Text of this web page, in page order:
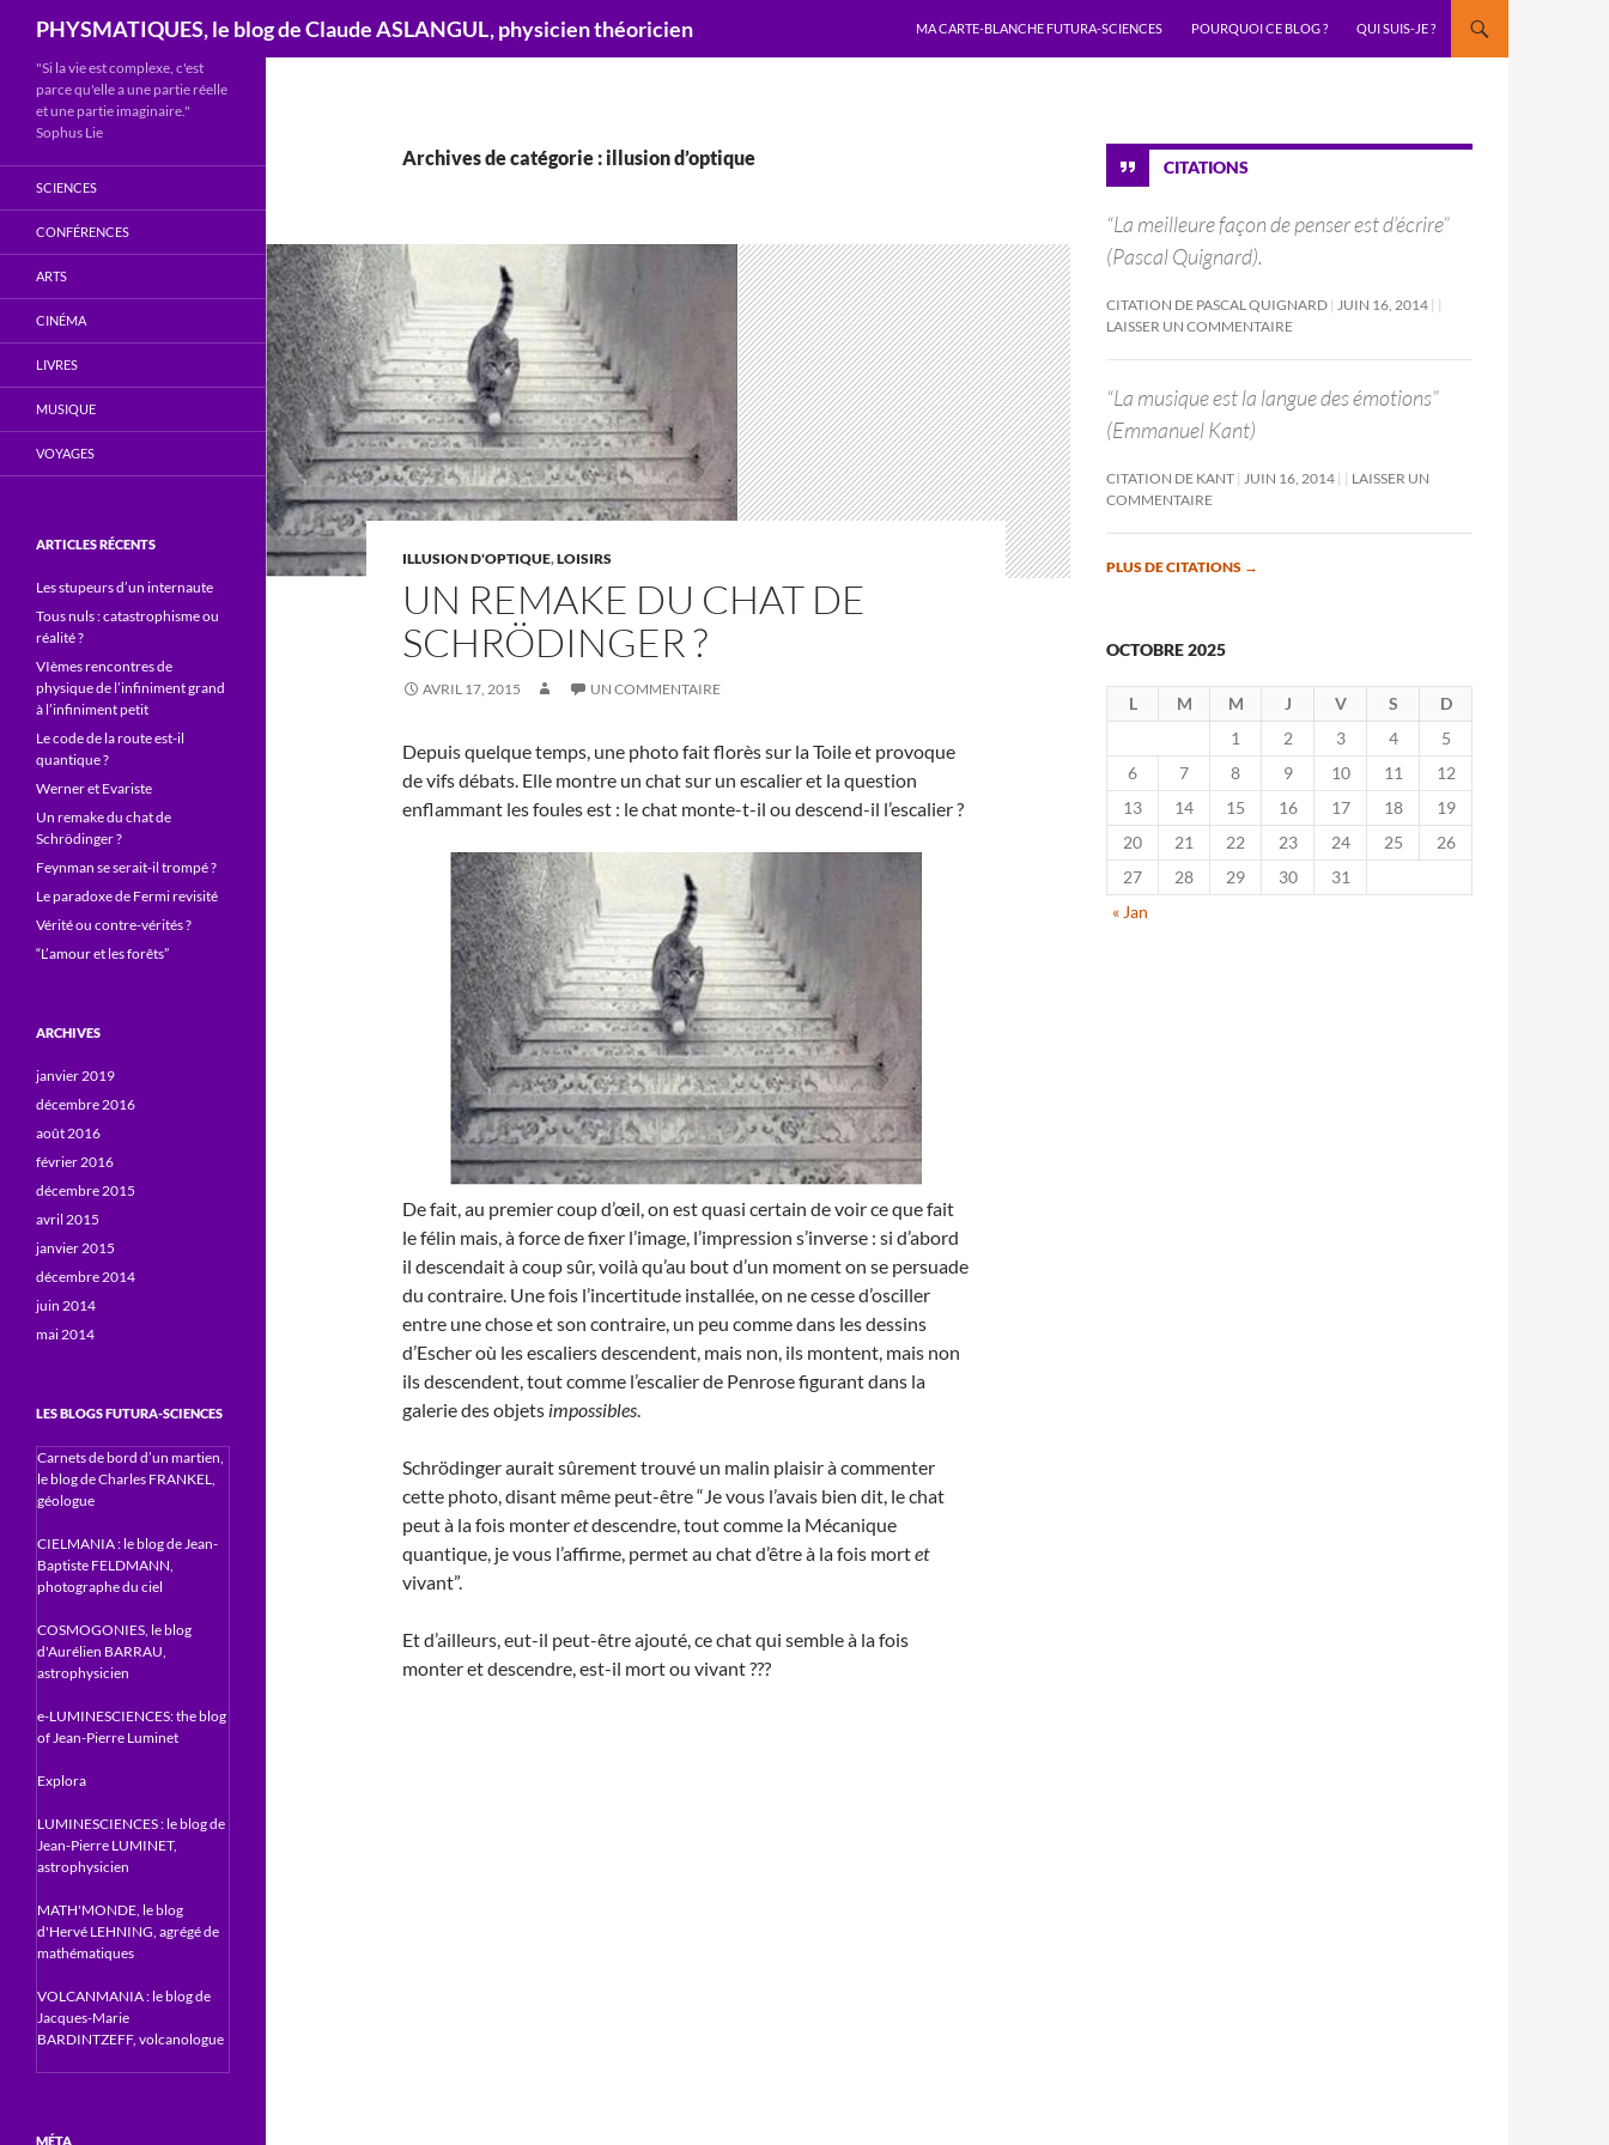
PHYSMATIQUES, le blog de Claude ASLANGUL, physicien théoricien
MA CARTE-BLANCHE FUTURA-SCIENCES
POURQUOI CE BLOG ? QUI SUIS-JE ?
Archives de catégorie : illusion d’optique
ILLUSION D'OPTIQUE,LOISIRS
UN REMAKE DU CHAT DE
SCHRÖDINGER ?
AVRIL 17, 2015 UN COMMENTAIRE
Depuis quelque temps, une photo fait florès sur la Toile et provoque
de vifs débats. Elle montre un chat sur un escalier et la question
enflammant les foules est : le chat monte-t-il ou descend-il l’escalier ?
De fait, au premier coup d’œil, on est quasi certain de voir ce que fait
le félin mais, à force de fixer l’image, l’impression s’inverse : si d’abord
il descendait à coup sûr, voilà qu’au bout d’un moment on se persuade
du contraire. Une fois l’incertitude installée, on ne cesse d’osciller
entre une chose et son contraire, un peu comme dans les dessins
d’Escher où les escaliers descendent, mais non, ils montent, mais non
ils descendent, tout comme l’escalier de Penrose figurant dans la
galerie des objets impossibles.
Schrödinger aurait sûrement trouvé un malin plaisir à commenter
cette photo, disant même peut-être “Je vous l’avais bien dit, le chat
peut à la fois monteretdescendre, tout comme la Mécanique
quantique, je vous l’affirme, permet au chat d’être à la fois mortet
vivant”.
Et d’ailleurs, eut-il peut-être ajouté, ce chat qui semble à la fois
monter et descendre, est-il mort ou vivant ???
CITATIONS
“La meilleure façon de penser est d’écrire”
(Pascal Quignard).
CITATION DE PASCAL QUIGNARD JUIN 16, 2014
LAISSER UN COMMENTAIRE
“La musique est la langue des émotions”
(Emmanuel Kant)
CITATION DE KANT JUIN 16, 2014
LAISSER UN
COMMENTAIRE
PLUS DE CITATIONS →
OCTOBRE 2025
L M M J V S
D
1
2 3 4
5
6
7 8 9 10 11
12
13
14 15 16 17 18
19
20
21 22 23 24 25
26
27
28 29 30
31
« Jan
"Si la vie est complexe, c'est
parce qu'elle a une partie réelle
et une partie imaginaire."
Sophus Lie
SCIENCES
CONFÉRENCES
ARTS
CINÉMA
LIVRES
MUSIQUE
VOYAGES
ARTICLES RÉCENTS
Les stupeurs d’un internaute
Tous nuls : catastrophisme ou
réalité ?
VIèmes rencontres de
physique de l’infiniment grand
à l’infiniment petit
Le code de la route est-il
quantique ?
Werner et Evariste
Un remake du chat de
Schrödinger ?
Feynman se serait-il trompé ?
Le paradoxe de Fermi revisité
Vérité ou contre-vérités ?
“L’amour et les forêts”
ARCHIVES
janvier 2019
décembre 2016
août 2016
février 2016
décembre 2015
avril 2015
janvier 2015
décembre 2014
juin 2014
mai 2014
LES BLOGS FUTURA-SCIENCES
Carnets de bord d’un martien,
le blog de Charles FRANKEL,
géologue
CIELMANIA : le blog de Jean-
Baptiste FELDMANN,
photographe du ciel
COSMOGONIES, le blog
d'Aurélien BARRAU,
astrophysicien
e-LUMINESCIENCES: the blog
of Jean-Pierre Luminet
Explora
LUMINESCIENCES : le blog de
Jean-Pierre LUMINET,
astrophysicien
MATH'MONDE, le blog
d'Hervé LEHNING, agrégé de
mathématiques
VOLCANMANIA : le blog de
Jacques-Marie
BARDINTZEFF, volcanologue
MÉTA